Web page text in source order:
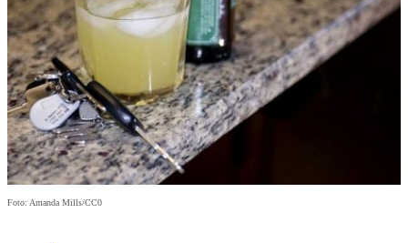
Foto: Amanda Mills/CC0